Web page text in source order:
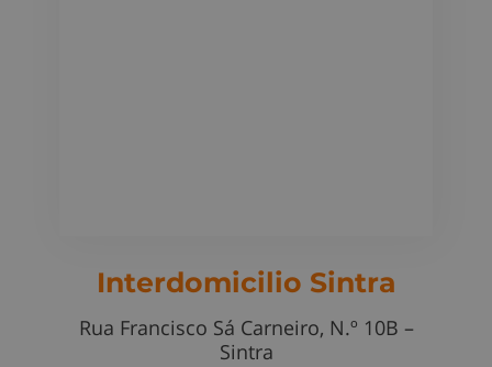
Interdomicilio Sintra
Rua Francisco Sá Carneiro, N.º 10B –
Sintra